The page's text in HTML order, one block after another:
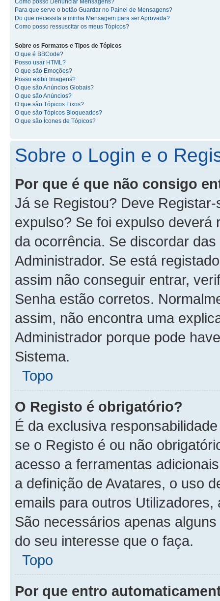
Para que serve o botão Guardar no Painel de Mensagens?
Do que necessita a minha Mensagem para ser Aprovada?
Como posso ressuscitar os meus Tópicos?
Sobre os Formatos e Tipos de Tópicos
O que é BBCode?
Posso usar HTML?
O que são Emoções?
Posso exibir Imagens?
O que são Anúncios Globais?
O que são Anúncios?
O que são Tópicos Fixos?
O que são Tópicos Bloqueados?
O que são Ícones de Tópicos?
Sobre o Login e o
Por que é que não consigo
Já se Registou? Deve
expulso? Se foi expulso
da ocorrência. Se discordar
Administrador. Se está
assim não conseguir entrar,
Senha estão corretos.
assim, não encontra uma
Administrador porque pode
Sistema.
Topo
O Registo é obrigatório?
É da exclusiva
se o Registo é ou não
acesso a ferramentas
a definição de Avatares, o uso
emails para outros
São necessários apenas
do seu interesse que o faça.
Topo
Por que entro